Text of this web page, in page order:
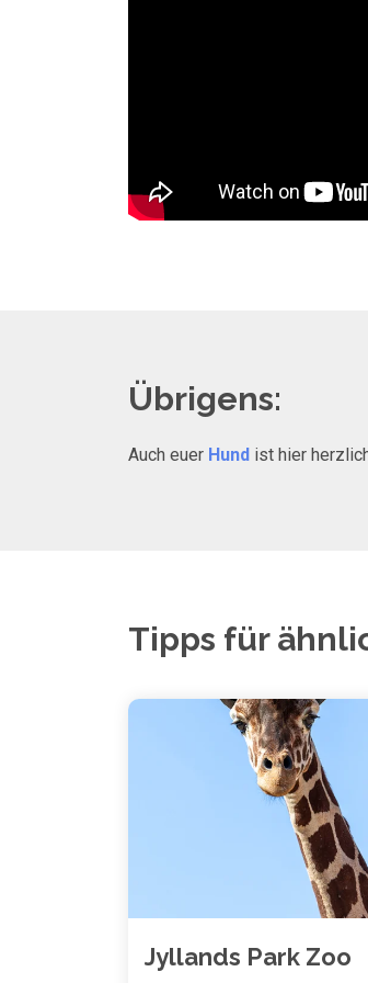
Übrigens:
Auch euer Hund ist hier
Tipps für
Jyllands Park Zoo